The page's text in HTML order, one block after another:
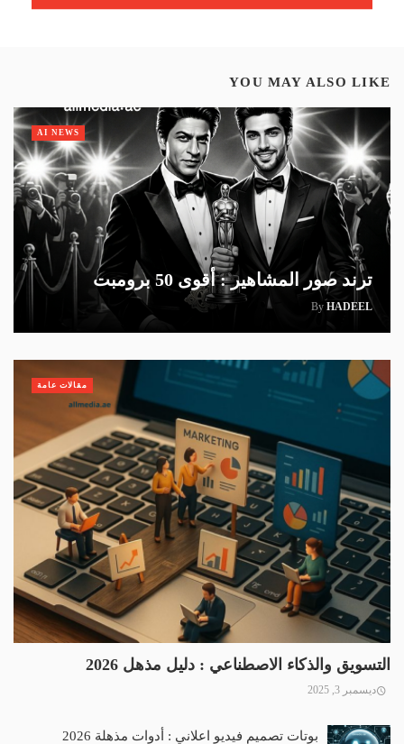
YOU MAY ALSO LIKE
ترند صور المشاهير : أقوى 50 برومبت
By HADEEL
AI NEWS
التسويق والذكاء الاصطناعي : دليل مذهل 2026
ديسمبر 3, 2025
مقالات عامة
بوتات تصميم فيديو اعلاني : أدوات مذهلة 2026